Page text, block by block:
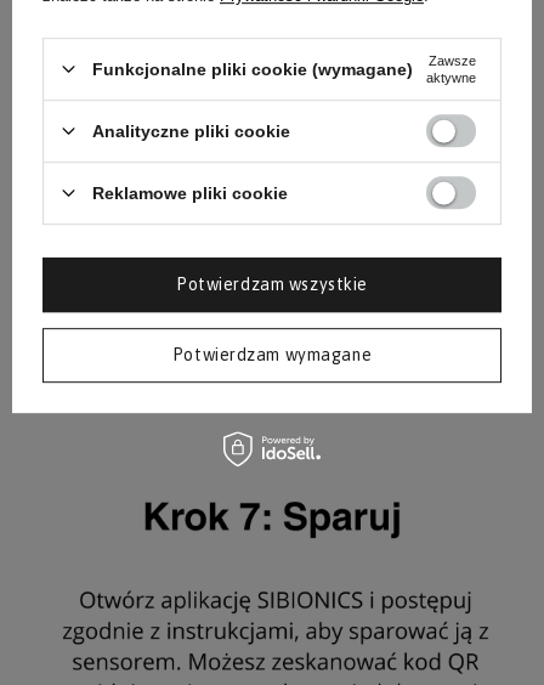
Funkcjonalne pliki cookie (wymagane)
Zawsze
aktywne
Analityczne pliki cookie
Reklamowe pliki cookie
Potwierdzam wymagane
Potwierdzam wszystkie